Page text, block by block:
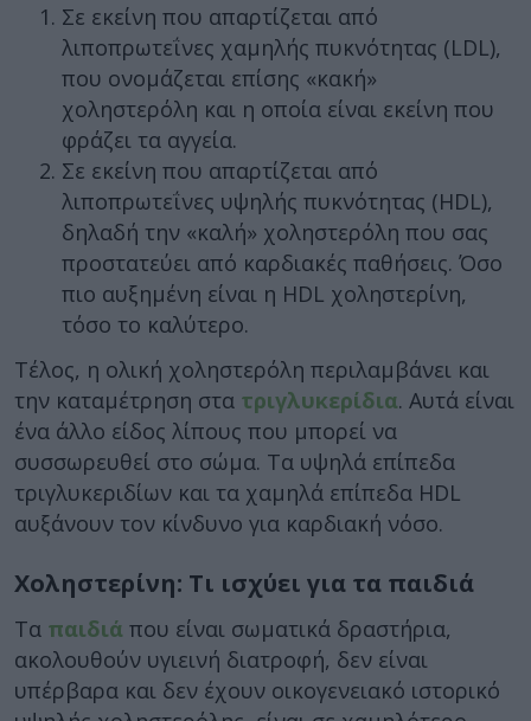
Σε εκείνη που απαρτίζεται από
λιποπρωτεΐνες χαμηλής πυκνότητας (LDL),
που ονομάζεται επίσης «κακή»
χοληστερόλη και η οποία είναι εκείνη που
φράζει τα αγγεία.
Σε εκείνη που απαρτίζεται από
λιποπρωτεΐνες υψηλής πυκνότητας (HDL),
δηλαδή την «καλή» χοληστερόλη που σας
προστατεύει από καρδιακές παθήσεις. Όσο
πιο αυξημένη είναι η HDL χοληστερίνη,
τόσο το καλύτερο.
Τέλος, η ολική χοληστερόλη περιλαμβάνει και
την καταμέτρηση στα τριγλυκερίδια. Αυτά είναι
ένα άλλο είδος λίπους που μπορεί να
συσσωρευθεί στο σώμα. Τα υψηλά επίπεδα
τριγλυκεριδίων και τα χαμηλά επίπεδα HDL
αυξάνουν τον κίνδυνο για καρδιακή νόσο.
Χοληστερίνη: Τι ισχύει για τα παιδιά
Τα παιδιά που είναι σωματικά δραστήρια,
ακολουθούν υγιεινή διατροφή, δεν είναι
υπέρβαρα και δεν έχουν οικογενειακό ιστορικό